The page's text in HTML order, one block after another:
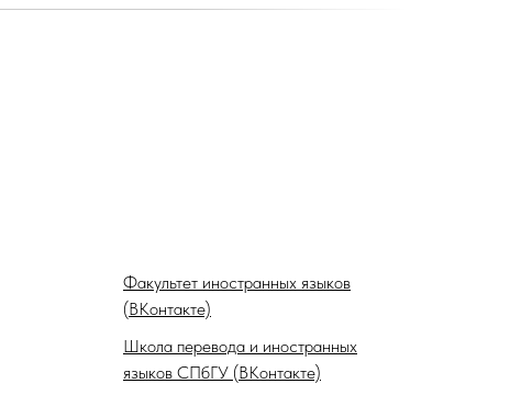
Факультет иностранных языков
(ВКонтакте)
Школа перевода и иностранных
языков СПбГУ (ВКонтакте)